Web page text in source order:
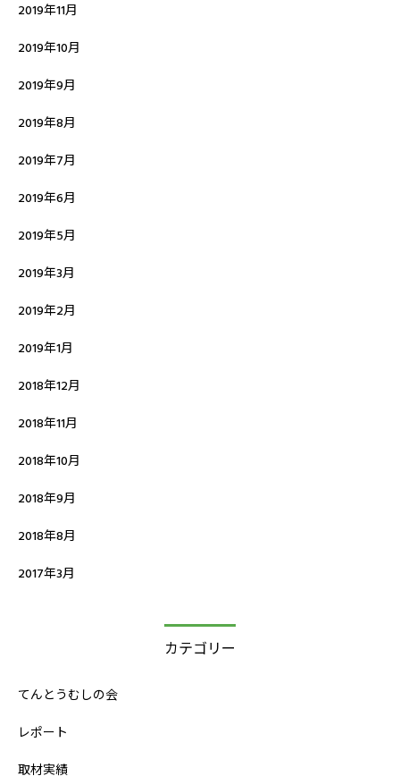
2019年11月
2019年10月
2019年9月
2019年8月
2019年7月
2019年6月
2019年5月
2019年3月
2019年2月
2019年1月
2018年12月
2018年11月
2018年10月
2018年9月
2018年8月
2017年3月
カテゴリー
てんとうむしの会
レポート
取材実績